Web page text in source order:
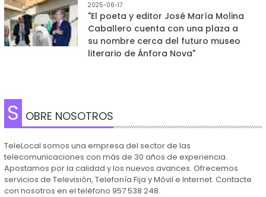
2025-06-17
"El poeta y editor José María Molina
Caballero cuenta con una plaza a
su nombre cerca del futuro museo
literario de Ánfora Nova"
S OBRE NOSOTROS
TeleLocal somos una empresa del sector de las
telecomunicaciones con más de 30 años de experiencia.
Apostamos por la calidad y los nuevos avances. Ofrecemos
servicios de Televisión, Telefonía Fija y Móvil e Internet. Contacte
con nosotros en el teléfono 957 538 248.